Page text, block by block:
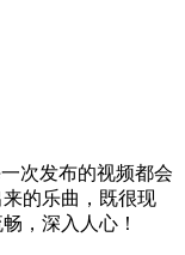
次发布的视频都会
的乐曲，既很现
，深入人心！